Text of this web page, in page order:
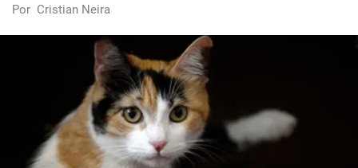
Por Cristian Neira